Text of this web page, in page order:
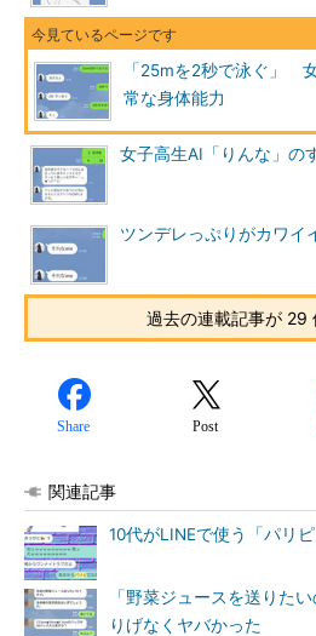
「25mを2秒で泳ぐ」
常な身体能力
女子高生AI「りんな」の
ツンデレっぷりがカワイ
過去の連載記事が 29
Share Post
関連記事
10代がLINEで使う「パリ
「野菜ジュースを送りた
りげなくヤバかった